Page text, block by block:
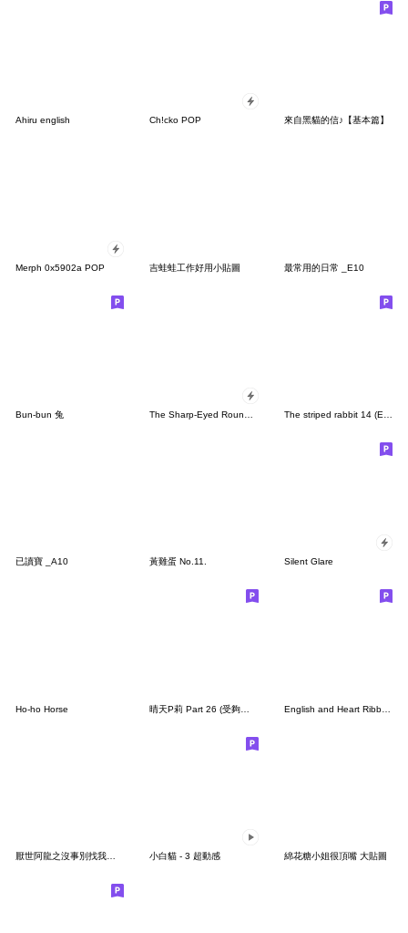
Ahiru english Ch!cko POP 來自黑貓的信♪【基本篇】
Merph 0x5902a POP 吉蛙蛙工作好用小貼圖 最常用的日常 _E10
Bun-bun 兔
已讀寶 _A10 黃雞蛋 No.11. Silent Glare
Ho-ho Horse English and Heart Ribbon Marun
小白貓 - 3 超動感 綿花糖小姐很頂嘴 大貼圖